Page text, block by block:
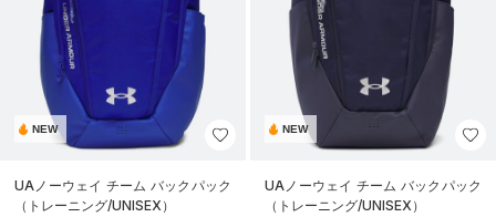
NEW
UAノーウェイ チーム バックパック
（トレーニング/UNISEX）
NEW
UAノーウェイ チーム バックパック
（トレーニング/UNISEX）